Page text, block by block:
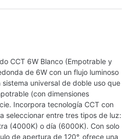
CCT 6W Blanco (Empotrable y
de 6W con un flujo luminoso
universal de doble uso que
(con dimensiones
Incorpora tecnología CCT con
seleccionar entre tres tipos de luz:
(4000K) o día (6000K). Con solo
de apertura de 120°, ofrece una